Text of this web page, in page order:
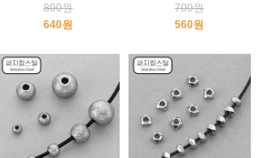
800원
640원
700원
560원